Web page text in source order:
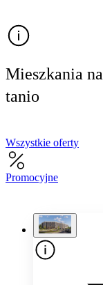
Mieszkania
tanio
Wszystkie oferty
Promocyjne